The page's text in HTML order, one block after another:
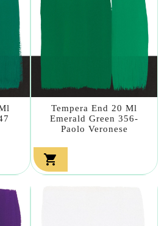
Tempera End 20 Ml
Emerald Green 356-
Paolo Veronese
